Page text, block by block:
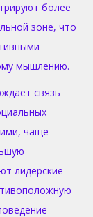
более
зоне, что
мышлению.
связь
чаще
лидерские